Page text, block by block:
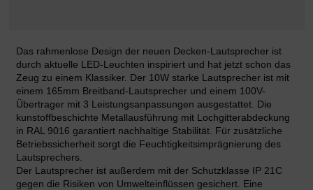
Das rahmenlose Design der neuen Decken-Lautsprecher ist
durch aktuelle LED-Leuchten inspiriert und hat jetzt schon das
Zeug zu einem Klassiker. Der 10W starke Lautsprecher ist mit
einem 165mm Breitband-Lautsprecher und einem 100V-
Übertrager mit 3 Leistungsanpassungen ausgestattet. Die
kunstoffbeschichte Metallausführung mit Lochgitterabdeckung
in RAL 9016 garantiert nachhaltige Stabilität. Für zusätzliche
Betriebssicherheit sorgt die Feuchtigkeitsimprägnierung des
Lautsprechers.
Der Lautsprecher ist außerdem mit der Schutzklasse IP 21C
gegen die Risiken von Umwelteinflüssen gesichert. Eine